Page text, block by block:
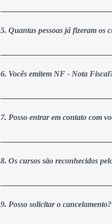
Você terá acesso ao nosso
nossos especialistas vão analisar
5. Quantas pessoas já fizeram os
Ótima pergunta. Atualmente nós
empresas reconhecem a nossa
6. Vocês emitem NF - Nota
Sim. Nossas empresas são
7. Posso entrar em contato com
Sim. Você pode enviar um email
8. Os cursos são reconhecidos
Todos os nossos cursos são
ressaltar que todos os nossos
9. Posso solicitar o cancelamento?